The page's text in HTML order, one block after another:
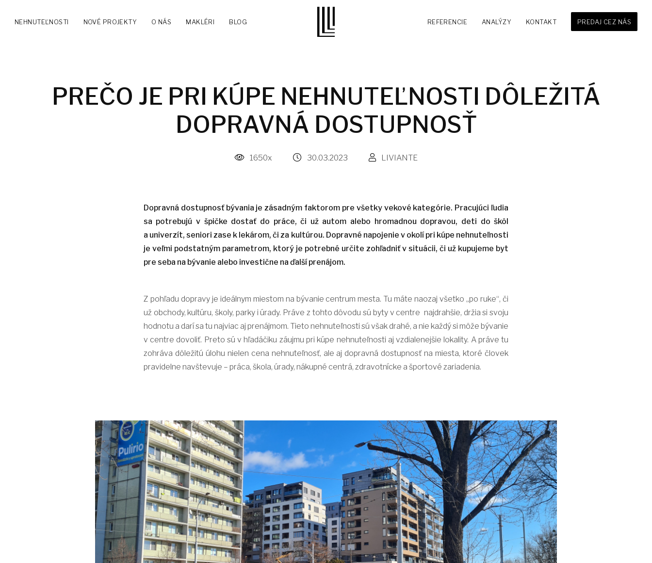
NEHNUTEĽNOSTI NOVÉ PROJEKTY O NÁS MAKLÉRI BLOG REFERENCIE ANALÝZY KONTAKT PREDAJ CEZ NÁS
PREČO JE PRI KÚPE NEHNUTEĽNOSTI DÔLEŽITÁ
DOPRAVNÁ DOSTUPNOSŤ
1650x 30.03.2023 LIVIANTE
Dopravná dostupnosť bývania je zásadným faktorom pre všetky vekové kategórie. Pracujúci ľudia
sa potrebujú v špičke dostať do práce, či už autom alebo hromadnou dopravou, deti do škôl
a univerzít, seniori zase k lekárom, či za kultúrou. Dopravné napojenie v okolí pri kúpe nehnuteľnosti
je veľmi podstatným parametrom, ktorý je potrebné určite zohľadniť v situácii, či už kupujeme byt
pre seba na bývanie alebo investične na ďalší prenájom.
Z pohľadu dopravy je ideálnym miestom na bývanie centrum mesta. Tu máte naozaj všetko „po ruke“, či
už obchody, kultúru, školy, parky i úrady. Práve z tohto dôvodu sú byty v centre najdrahšie, držia si svoju
hodnotu a darí sa tu najviac aj prenájmom. Tieto nehnuteľnosti sú však drahé, a nie každý si môže bývanie
v centre dovoliť. Preto sú v hľadáčiku záujmu pri kúpe nehnuteľnosti aj vzdialenejšie lokality. A práve tu
zohráva dôležitú úlohu nielen cena nehnuteľnosť, ale aj dopravná dostupnosť na miesta, ktoré človek
pravidelne navštevuje – práca, škola, úrady, nákupné centrá, zdravotnícke a športové zariadenia.